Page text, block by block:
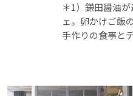
＊1）鎌田醤油
ェ。卵かけご飯
手作りの食事と